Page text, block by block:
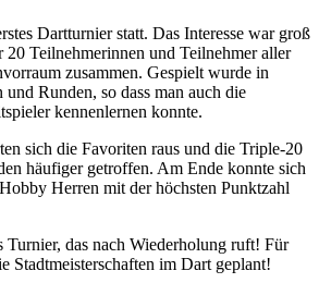
Dartturnier statt. Das Interesse war groß
20 Teilnehmerinnen und Teilnehmer aller
zusammen. Gespielt wurde in
Runden, so dass man auch die
kennenlernen konnte.
sich die Favoriten raus und die Triple-20
häufiger getroffen. Am Ende konnte sich
Herren mit der höchsten Punktzahl
Turnier, das nach Wiederholung ruft! Für
Stadtmeisterschaften im Dart geplant!